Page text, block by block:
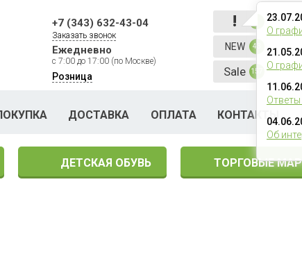
+7 (343) 632-43-04
Заказать звонок
Ежедневно
с 7:00 до 17:00 (по Москве)
Розница
!
О
О
Об
NEW 43
Sale 157
ДОСТАВКА ОПЛАТА КОНТАКТЫ
ДЕТСКАЯ ОБУВЬ ТОРГОВЫЕ